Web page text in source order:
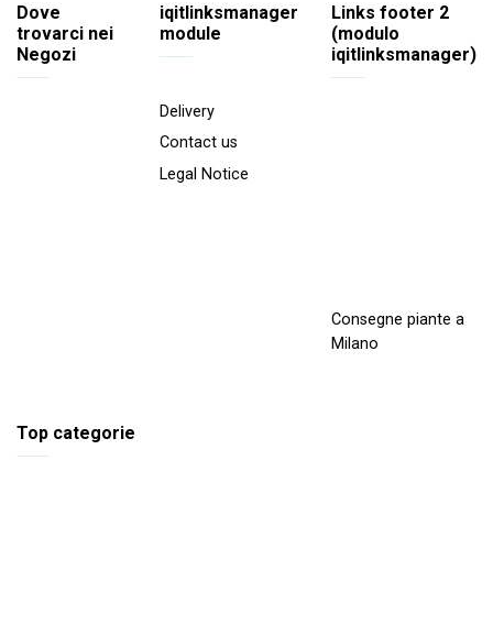
Dove
trovarci nei
Negozi
iqitlinksmanager
module
Delivery
Contact us
Legal Notice
Links footer 2
(modulo
iqitlinksmanager)
Consegne piante a
Milano
Top categorie